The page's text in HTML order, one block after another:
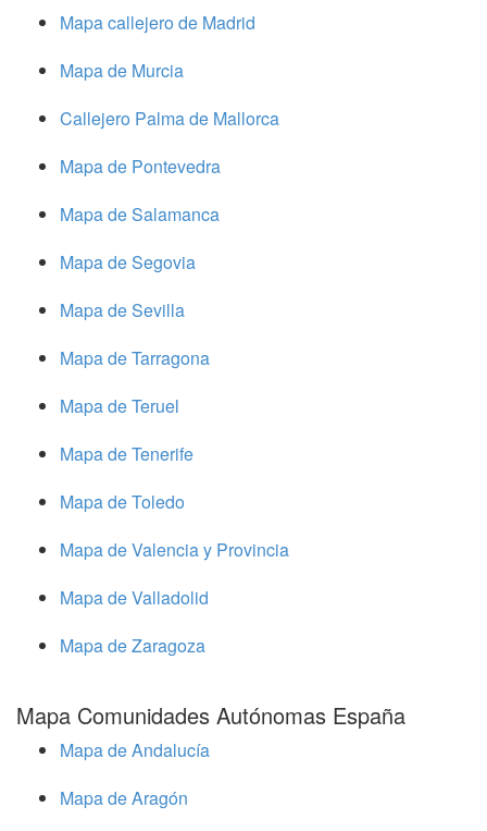
Mapa callejero de Madrid
Mapa de Murcia
Callejero Palma de Mallorca
Mapa de Pontevedra
Mapa de Salamanca
Mapa de Segovia
Mapa de Sevilla
Mapa de Tarragona
Mapa de Teruel
Mapa de Tenerife
Mapa de Toledo
Mapa de Valencia y Provincia
Mapa de Valladolid
Mapa de Zaragoza
Mapa Comunidades Autónomas España
Mapa de Andalucía
Mapa de Aragón